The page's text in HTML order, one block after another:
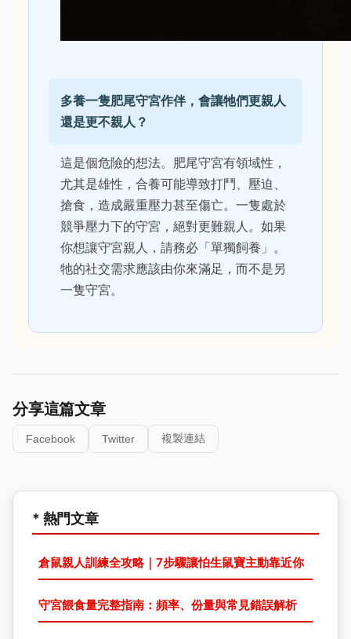
多養一隻肥尾守宮作伴，會讓牠們更親人
還是更不親人？
這是個危險的想法。肥尾守宮有領域性，
尤其是雄性，合養可能導致打鬥、壓迫、
搶食，造成嚴重壓力甚至傷亡。一隻處於
競爭壓力下的守宮，絕對更難親人。如果
你想讓守宮親人，請務必「單獨飼養」。
牠的社交需求應該由你來滿足，而不是另
一隻守宮。
分享這篇文章
Facebook Twitter 複製連結
* 熱門文章
倉鼠親人訓練全攻略｜7步驟讓怕生鼠寶主動靠近你
守宮餵食量完整指南：頻率、份量與常見錯誤解析